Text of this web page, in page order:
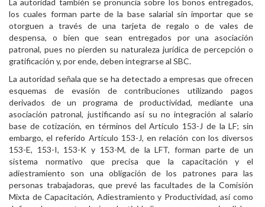
los cuales forman parte de la base salarial sin importar que se
otorguen a través de una tarjeta de regalo o de vales de
despensa, o bien que sean entregados por una asociación
patronal, pues no pierden su naturaleza jurídica de percepción o
gratificación y, por ende, deben integrarse al SBC.
La autoridad señala que se ha detectado a empresas que ofrecen
esquemas de evasión de contribuciones utilizando pagos
derivados de un programa de productividad, mediante una
asociación patronal, justificando así su no integración al salario
base de cotización, en términos del Artículo 153-J de la LF; sin
embargo, el referido Artículo 153-J, en relación con los diversos
153-E, 153-I, 153-K y 153-M, de la LFT, forman parte de un
sistema normativo que precisa que la capacitación y el
adiestramiento son una obligación de los patrones para las
personas trabajadoras, que prevé las facultades de la Comisión
Mixta de Capacitación, Adiestramiento y Productividad, así como